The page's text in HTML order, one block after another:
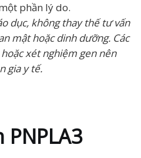
phần lý do.
dục, không thay thế tư vấn
mật hoặc dinh dưỡng. Các
xét nghiệm gen nên
gia y tế.
PNPLA3